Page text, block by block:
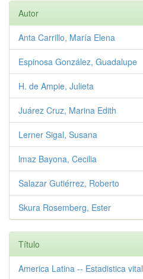
Autor
Anta Carrillo, María Elena
Espinosa González, Guadalupe
H. de Ampie, Julieta
Juárez Cruz, Marina Edith
Lerner Sigal, Susana
lmaz Bayona, Cecilia
Salazar Gutiérrez, Roberto
Skura Rosemberg, Ester
Título
America Latina -- Estadistica vital